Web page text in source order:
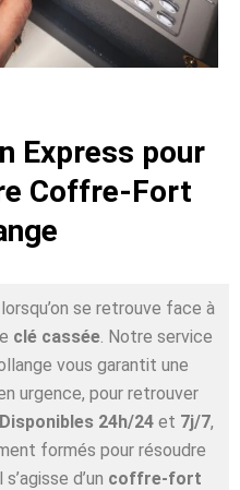
Express pour
Coffre-Fort
se retrouve face à
clé cassée. Notre service
vous garantit une
urgence, pour retrouver
Disponibles 24h/24 et 7j/7,
formés pour résoudre
d’un coffre-fort